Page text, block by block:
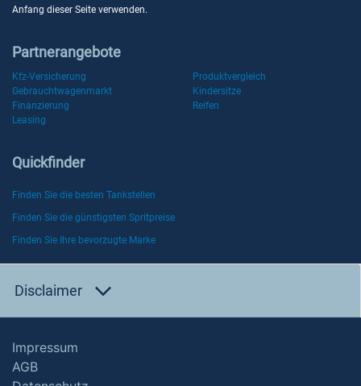
Anfang dieser Seite verwenden.
Partnerangebote
Kfz-Versicherung
Produktvergleich
Gebrauchtwagenmarkt
Kindersitze
Finanzierung
Reifen
Leasing
Quickfinder
Finden Sie die besten Tankstellen
Finden Sie die günstigsten Spritpreise
Finden Sie Ihre bevorzugte Marke
Disclaimer
Impressum
AGB